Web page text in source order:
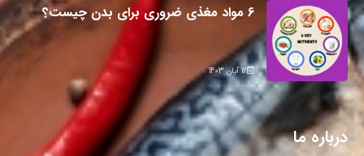
6 مواد مغذی ضروری برای بدن چیست؟
12 آبان 1403
درباره ما